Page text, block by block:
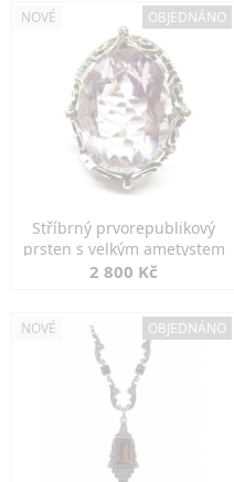
NOVÉ OBJEDNÁNO
Stříbrný prvorepublikový
prsten s velkým ametystem
2 800 Kč
NOVÉ OBJEDNÁNO